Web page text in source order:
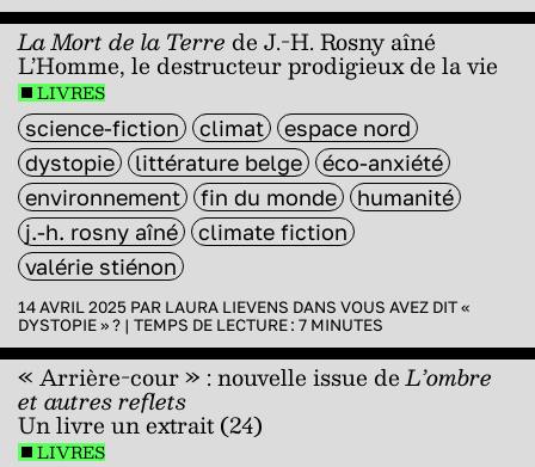
La Mort de la Terre de J.-H. Rosny aîné
L’Homme, le destructeur prodigieux de la vie
LIVRES
science-fiction climat
espace nord
dystopie
littérature belge
éco-anxiété
environnement
fin du monde
humanité
j.-h. rosny aîné
climate fiction
valérie stiénon
14 AVRIL 2025 PAR LAURA LIEVENS DANS VOUS AVEZ DIT «
DYSTOPIE » ? | TEMPS DE LECTURE : 7 MINUTES
« Arrière-cour » : nouvelle issue deL’ombre
et autres reflets
Un livre un extrait (24)
LIVRES